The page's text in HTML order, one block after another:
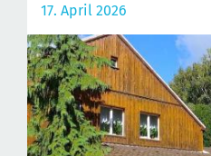
17. April 2026